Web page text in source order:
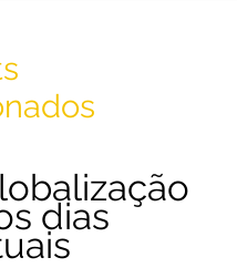
dias